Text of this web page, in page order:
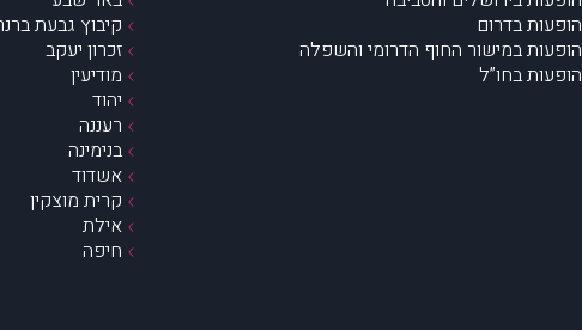
הופעות בדרום
הופעות במישור החוף הדרומי והשפלה
הופעות בחו”ל
קיבוץ גבעת
זכרון יעקב
מודיעין
יהוד
רעננה
בנימינה
אשדוד
קרית מוצקין
אילת
חיפה